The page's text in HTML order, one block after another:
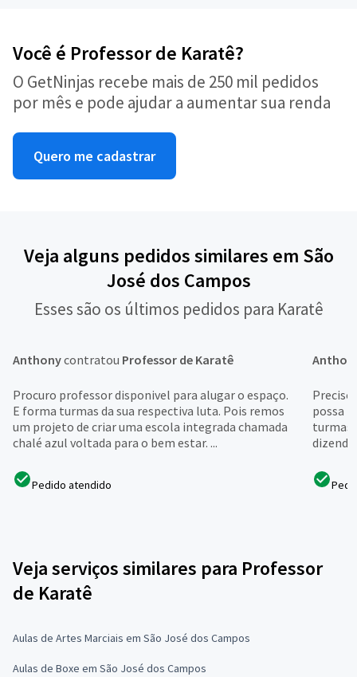
Você é Professor de Karatê?
O GetNinjas recebe mais de 250 mil pedidos
por mês e pode ajudar a aumentar sua renda
Quero me cadastrar
Veja alguns pedidos similares em São
José dos Campos
Esses são os últimos pedidos para Karatê
Anthonycontratou Professor de Karatê
Procuro professor disponivel para alugar o espaço.
E forma turmas da sua respectiva luta. Pois remos
um projeto de criar uma escola integrada chamada
chalé azul voltada para o bem estar. ...
Pedido atendido
Preciso
possa
turmas
Veja serviços similares para Professor
de Karatê
Aulas de Artes Marciais em São José dos Campos
Aulas de Boxe em São José dos Campos